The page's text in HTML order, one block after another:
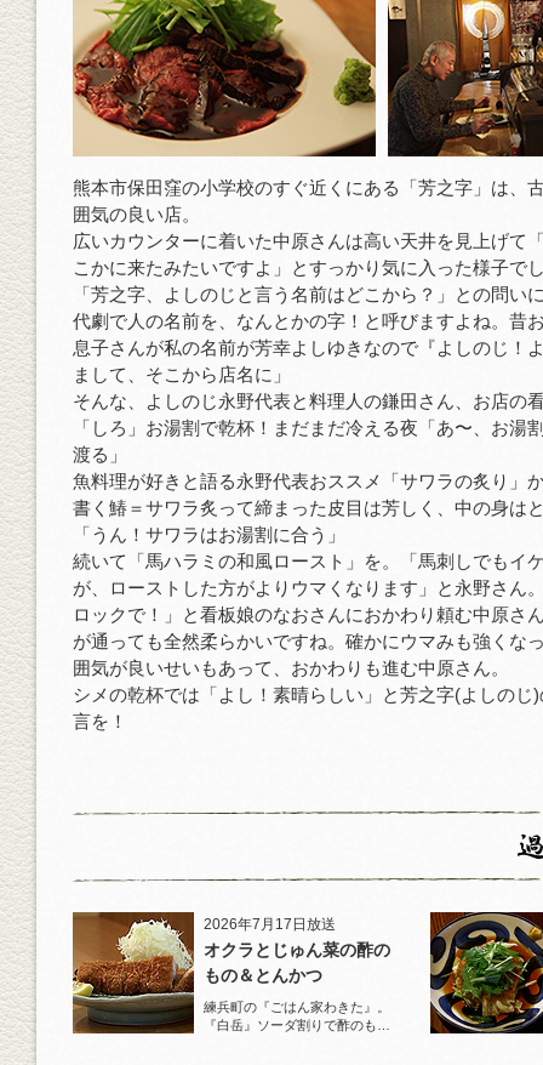
熊本市保田窪の小学校のすぐ近くにある「芳之字」は、
囲気の良い店。
広いカウンターに着いた中原さんは高い天井を見上げて
こかに来たみたいですよ」とすっかり気に入った様子で
「芳之字、よしのじと言う名前はどこから？」との問い
代劇で人の名前を、なんとかの字！と呼びますよね。昔
息子さんが私の名前が芳幸よしゆきなので『よしのじ！
まして、そこから店名に」
そんな、よしのじ永野代表と料理人の鎌田さん、お店の
「しろ」お湯割で乾杯！まだまだ冷える夜「あ〜、お湯
渡る」
魚料理が好きと語る永野代表おススメ「サワラの炙り」
書く鰆＝サワラ炙って締まった皮目は芳しく、中の身は
「うん！サワラはお湯割に合う」
続いて「馬ハラミの和風ロースト」を。「馬刺しでもイ
が、ローストした方がよりウマくなります」と永野さん
ロックで！」と看板娘のなおさんにおかわり頼む中原さ
が通っても全然柔らかいですね。確かにウマみも強くな
囲気が良いせいもあって、おかわりも進む中原さん。
シメの乾杯では「よし！素晴らしい」と芳之字(よしのじ
言を！
2026年7月17日放送
オクラとじゅん菜の酢の
もの＆とんかつ
練兵町の『ごはん家わきた』。
『白岳』ソーダ割りで酢のもの